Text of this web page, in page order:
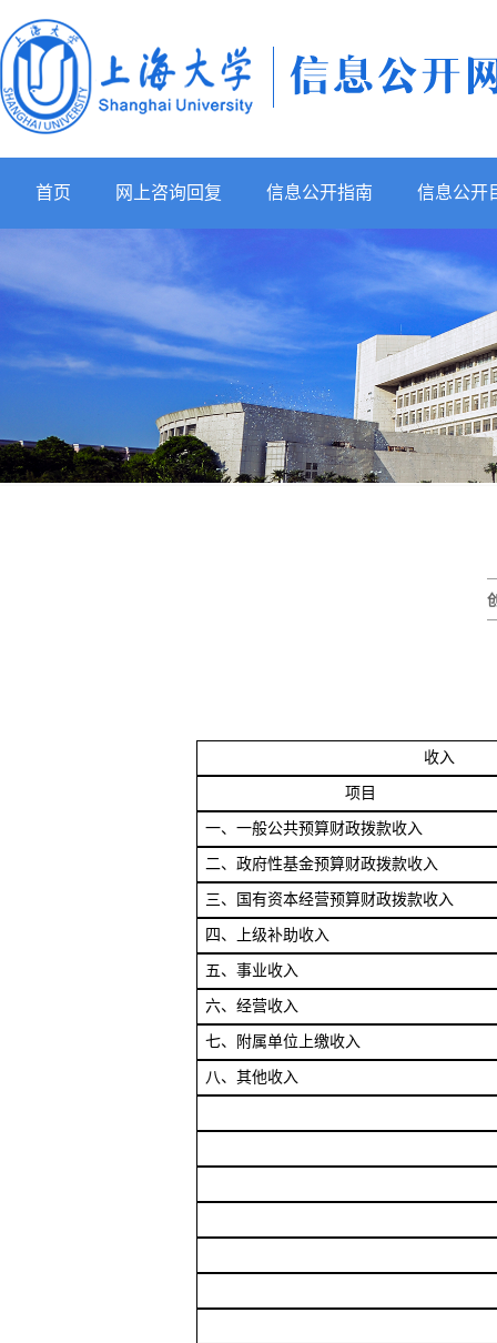
首页 网上咨询回复 信息公开指南 信息公开
收入
项目
一、一般公共预算财政拨款收入
二、政府性基金预算财政拨款收入
三、国有资本经营预算财政拨款收入
四、上级补助收入
五、事业收入
六、经营收入
七、附属单位上缴收入
八、其他收入